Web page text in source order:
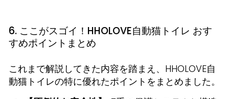
6. ここがスゴイ！HHOLOVE自動猫トイレ おす
すめポイントまとめ
これまで解説してきた内容を踏まえ、HHOLOVE自
動猫トイレの特に優れたポイントをまとめました。